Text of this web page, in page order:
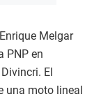
Melgar
PNP en
El
una moto lineal